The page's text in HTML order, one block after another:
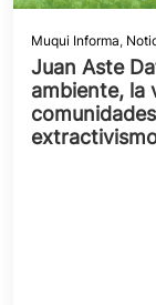
Muqui Informa,
Juan Aste
ambiente, la